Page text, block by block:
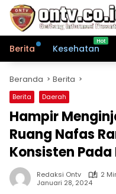
Langsung
konten
Berita
Kesehatan
Beranda Berita
Berita Daerah
Hampir
Ruang Nafas
Konsisten
Redaksi Ontv
2
Januari 28, 2024